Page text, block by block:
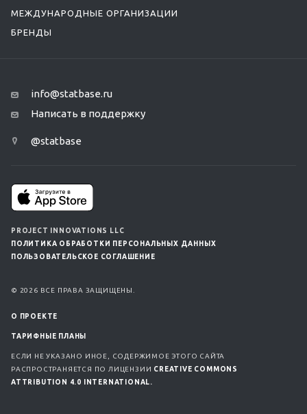
МЕЖДУНАРОДНЫЕ ОРГАНИЗАЦИИ
БРЕНДЫ
info@statbase.ru
Написать в поддержку
@statbase
PROJECT INNOVATIONS LLC
ПОЛИТИКА ОБРАБОТКИ ПЕРСОНАЛЬНЫХ ДАННЫХ
ПОЛЬЗОВАТЕЛЬСКОЕ СОГЛАШЕНИЕ
© 2026 ВСЕ ПРАВА ЗАЩИЩЕНЫ.
О ПРОЕКТЕ
ТАРИФНЫЕ ПЛАНЫ
ЕСЛИ НЕ УКАЗАНО ИНОЕ, СОДЕРЖИМОЕ ЭТОГО САЙТА
РАСПРОСТРАНЯЕТСЯ ПО ЛИЦЕНЗИИ CREATIVE COMMONS
ATTRIBUTION 4.0 INTERNATIONAL.